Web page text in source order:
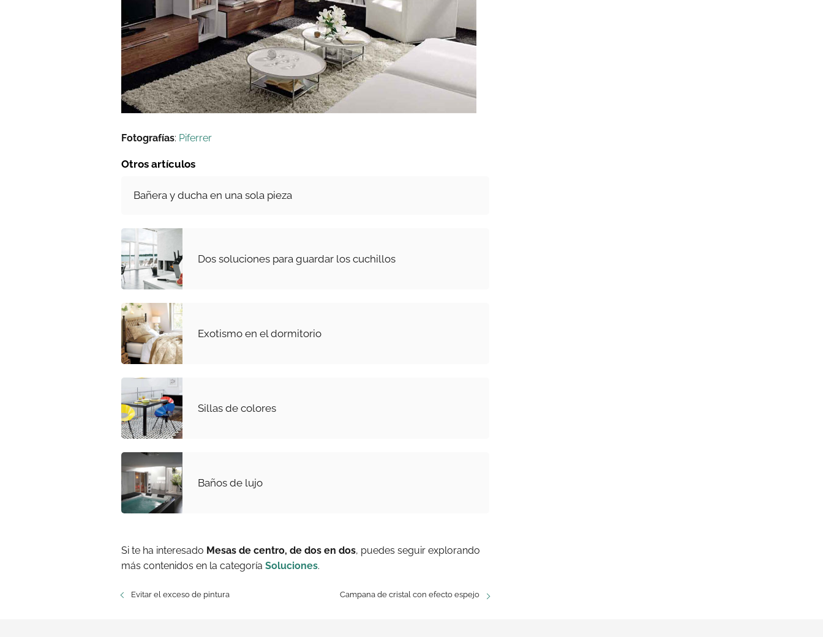
Fotografías: Piferrer
Otros artículos
Bañera y ducha en una sola pieza
Dos soluciones para guardar los cuchillos
Exotismo en el dormitorio
Sillas de colores
Baños de lujo
Si te ha interesado Mesas de centro, de dos en dos, puedes seguir explorando
más contenidos en la categoría Soluciones.
Evitar el exceso de pintura Campana de cristal con efecto espejo